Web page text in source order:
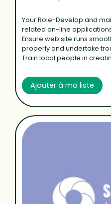
Your Role-Develop and
related on-line
Ensure web site runs
properly and undertake
Train local people in
Ajouter à ma liste